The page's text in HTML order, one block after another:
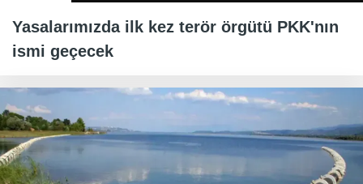
Yasalarımızda ilk kez terör örgütü PKK'nın
ismi geçecek